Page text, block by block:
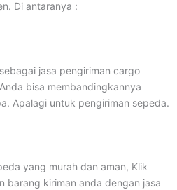
Di antaranya :
jasa pengiriman cargo
bisa membandingkannya
Apalagi untuk pengiriman sepeda.
yang murah dan aman, Klik
barang kiriman anda dengan jasa